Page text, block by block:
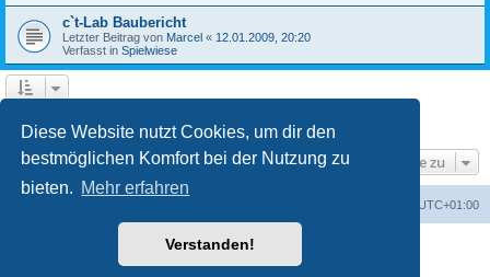
Diese Website nutzt Cookies, um dir den
bestmöglichen Komfort bei der Nutzung zu
bieten. Mehr erfahren
Verstanden!
c`t-Lab Baubericht
Letzter Beitrag von Marcel « 12.01.2009, 20:20
Verfasst in Spielwiese
Gehe zu
UTC+01:00
Powered byphpBB® Forum Software © phpBB Limited
phpBB.de